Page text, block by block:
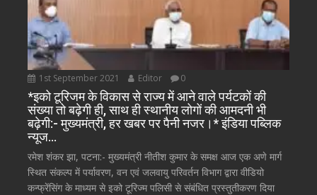
1st September 2021 Editor 0
*इको टूरिजम के विकास से राज्य में आने वाले पर्यटकों की
संख्या तो बढ़ेगी ही, साथ ही स्थानीय लोगों की आमदनी भी
बढ़ेगी:- मुख्यमंत्री, हर खबर पर पैनी नजर।* इंडिया पब्लिक
न्यूज…
रमेश शंकर झा, पटना:- मुख्यमंत्री नीतीश कुमार के समक्ष आज एक अणे मार्ग
स्थित संकल्प में पर्यावरण, वन एवं जलवायु परिवर्तन विभाग द्वारा वीडियो
कन्फ्रेंसिंग के माध्यम से इको टूरिज्म पलिसी से संबंधित प्रस्तुतीकरण दिया